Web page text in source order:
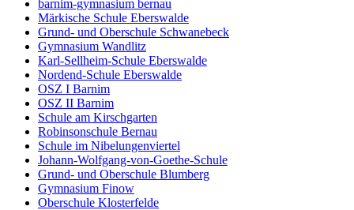
barnim-gymnasium bernau
Märkische Schule Eberswalde
Grund- und Oberschule Schwanebeck
Gymnasium Wandlitz
Karl-Sellheim-Schule Eberswalde
Nordend-Schule Eberswalde
OSZ I Barnim
OSZ II Barnim
Schule am Kirschgarten
Robinsonschule Bernau
Schule im Nibelungenviertel
Johann-Wolfgang-von-Goethe-Schule
Grund- und Oberschule Blumberg
Gymnasium Finow
Oberschule Klosterfelde